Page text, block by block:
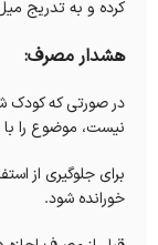
کرده و به تدریج
هشدار مصرف:
در صورتی که کودک
نیست، موضوع را با
برای جلوگیری از
خورانده شود.